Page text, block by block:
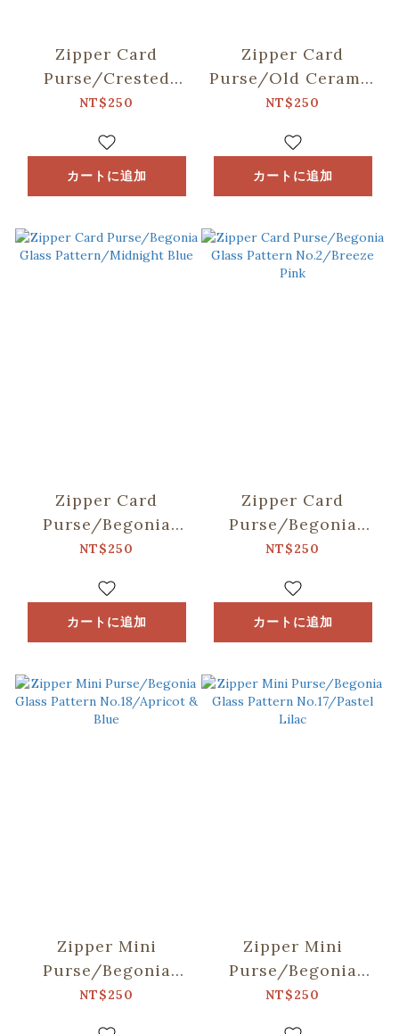
Zipper Card
Purse/Crested
Myna No.5/Warm
NT$250
カートに追加
Zipper Card
Purse/Old Ceramic
Tile No.2/Sage
NT$250
カートに追加
Zipper Card
Purse/Begonia
Glass
Blue
NT$250
カートに追加
Zipper Card
Purse/Begonia
Glass Pattern
NT$250
カートに追加
Zipper Mini
Purse/Begonia
Glass Pattern
NT$250
Zipper Mini
Purse/Begonia
Glass Pattern
NT$250